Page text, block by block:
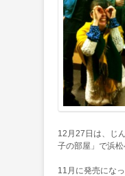
12月27日は、じ
子の部屋」で浜松
11月に発売にな